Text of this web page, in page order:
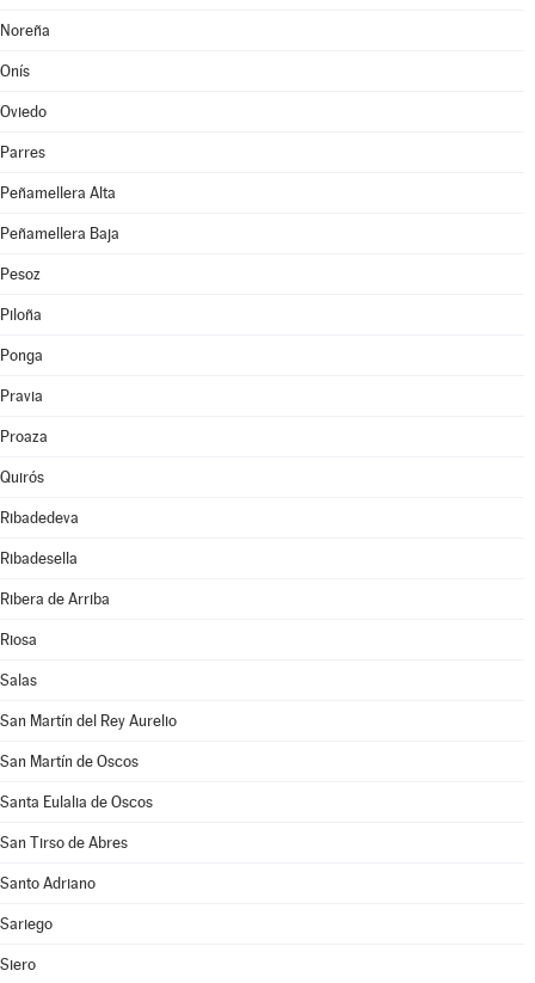
Noreña
Onís
Oviedo
Parres
Peñamellera Alta
Peñamellera Baja
Pesoz
Piloña
Ponga
Pravia
Proaza
Quirós
Ribadedeva
Ribadesella
Ribera de Arriba
Riosa
Salas
San Martín del Rey Aurelio
San Martín de Oscos
Santa Eulalia de Oscos
San Tirso de Abres
Santo Adriano
Sariego
Siero